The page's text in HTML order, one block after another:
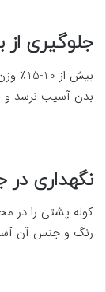
جلوگیری از
بیش
بدن آسیب نرسد و
نگهداری
کوله پشتی را در
رنگ و جنس آن